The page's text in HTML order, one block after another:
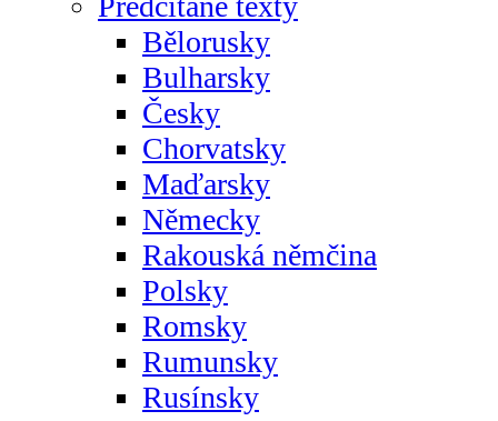
Bělorusky
Bulharsky
Česky
Chorvatsky
Maďarsky
Německy
Rakouská němčina
Polsky
Romsky
Rumunsky
Rusínsky